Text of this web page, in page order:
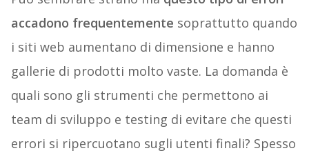
accadono frequentemente soprattutto quando
i siti web aumentano di dimensione e hanno
gallerie di prodotti molto vaste. La domanda è
quali sono gli strumenti che permettono ai
team di sviluppo e testing di evitare che questi
errori si ripercuotano sugli utenti finali? Spesso